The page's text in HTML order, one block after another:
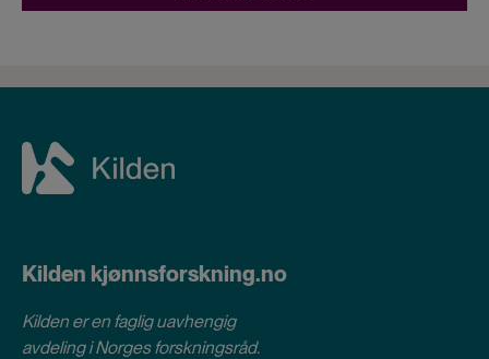
Kilden kjønnsforskning.no
Kilden er en faglig uavhengig
avdeling iNorges forskningsråd.